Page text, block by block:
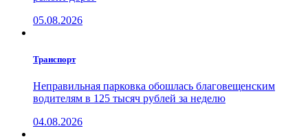
05.08.2026
Транспорт
Неправильная парковка обошлась благовещенским
водителям в 125 тысяч рублей за неделю
04.08.2026